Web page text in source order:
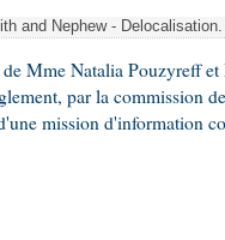
and Nephew -
Mme Natalia Pouzyreff
par la commission
mission d'information